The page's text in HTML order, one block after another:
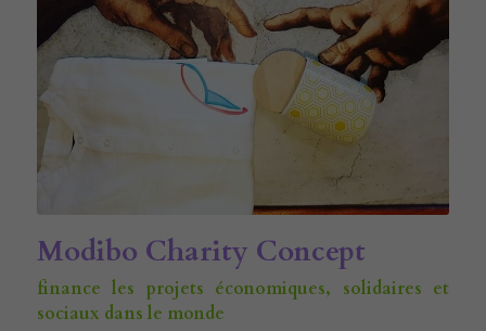
E-rcare
Rechercher
Modibo Charity Concept
finance les projets économiques, solidaires et
sociaux dans le monde